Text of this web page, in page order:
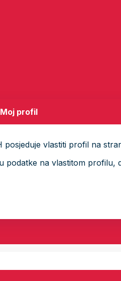
Moj profil
vlastiti profil na
na vlastitom